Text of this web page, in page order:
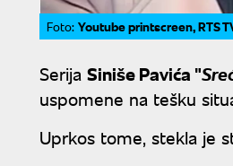
Foto: Youtube printscreen, RTS
Serija Siniše Pavića "
uspomene na tešku
Uprkos tome, stekla je